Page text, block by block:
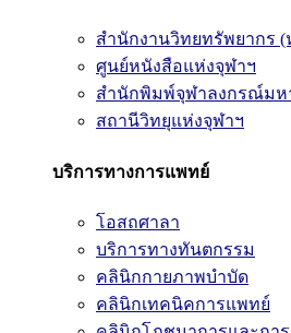
สำนักงานวิทยทรัพยากร
ศูนย์หนังสือแห่งจุฬาฯ
สำนักพิมพ์จุฬาลงกรณ์มห
สถานีวิทยุแห่งจุฬาฯ
บริการทางการแพทย์
โอสถศาลา
บริการทางทันตกรรม
คลินิกกายภาพบำบัด
คลินิกเทคนิคการแพทย์